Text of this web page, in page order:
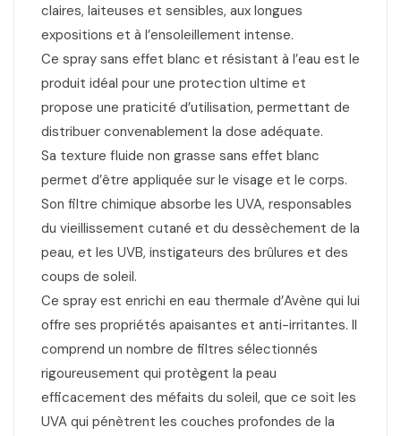
claires, laiteuses et sensibles, aux longues
expositions et à l’ensoleillement intense.
Ce spray sans effet blanc et résistant à l’eau est le
produit idéal pour une protection ultime et
propose une praticité d’utilisation, permettant de
distribuer convenablement la dose adéquate.
Sa texture fluide non grasse sans effet blanc
permet d’être appliquée sur le visage et le corps.
Son filtre chimique absorbe les UVA, responsables
du vieillissement cutané et du dessèchement de la
peau, et les UVB, instigateurs des brûlures et des
coups de soleil.
Ce spray est enrichi en eau thermale d’Avène qui lui
offre ses propriétés apaisantes et anti-irritantes. Il
comprend un nombre de filtres sélectionnés
rigoureusement qui protègent la peau
efficacement des méfaits du soleil, que ce soit les
UVA qui pénètrent les couches profondes de la